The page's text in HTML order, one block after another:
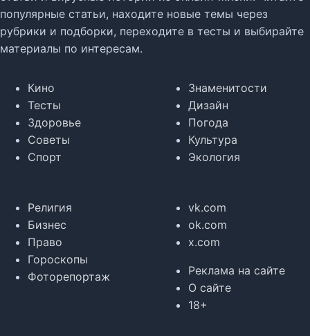
популярные статьи, находите новые темы через
рубрики и подборки, переходите в тесты и выбирайте
материалы по интересам.
Кино
Тесты
Здоровье
Советы
Спорт
Знаменитости
Дизайн
Погода
Культура
Экология
Религия
Бизнес
Право
Гороскопы
Фоторепортаж
vk.com
ok.com
x.com
Реклама на сайте
О сайте
18+